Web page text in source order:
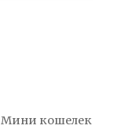
Мини кошелек